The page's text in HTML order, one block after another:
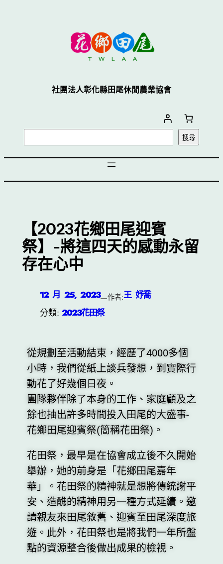
社團法人彰化縣田尾休閒農業協會
搜尋
【2023花鄉田尾迎賓
祭】-將這四天的感動永留
存在心中
12 月 25, 2023—作者:王 妤喬
分類: 2023花田祭
從規劃至活動結束，經歷了4000多個
小時，我們從紙上談兵發想，到實際行
動花了好幾個日夜。
團隊夥伴除了本身的工作、家庭顧及之
餘也抽出許多時間投入田尾的大盛事-
花鄉田尾迎賓祭(簡稱花田祭)。
花田祭，最早是在協會成立後不久開始
舉辦，她的前身是「花鄉田尾嘉年
華」。花田祭的精神就是想將傳統謝平
安、造醮的精神用另一種方式延續。邀
請親友來田尾敘舊、迎賓至田尾深度旅
遊。此外，花田祭也是將我們一年所盤
點的資源整合後做出成果的檢視。